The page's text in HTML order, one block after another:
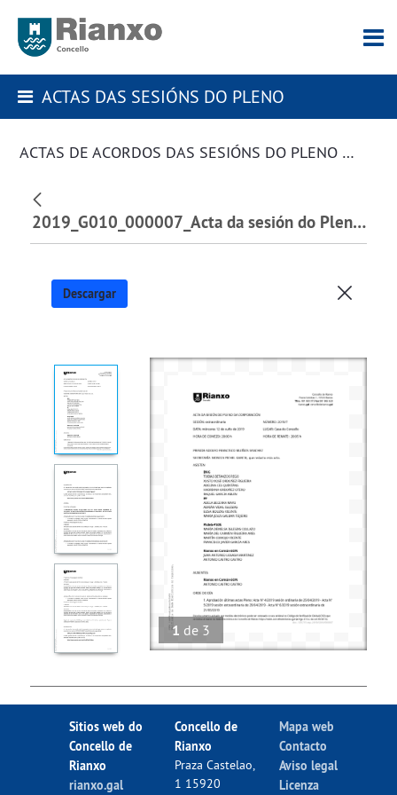
ACTAS DAS SESIÓNS DO PLENO
ACTAS DE ACORDOS DAS SESIÓNS DO PLENO DA CORPORACIÓN
2019_G010_000007_Acta da sesión do Pleno extraordinario 12 de xuño de 2019_129715.pdf
Descargar
1 de 3
Sitios web do
Concello de
Rianxo
rianxo.gal
Concello de
Rianxo
Praza Castelao,
1 15920
Mapa web
Contacto
Aviso legal
Licenza